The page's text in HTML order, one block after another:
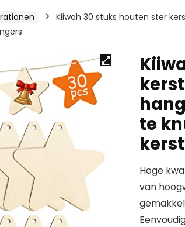
Kiiwah 30 stuks houten ster
te
Hoge
van